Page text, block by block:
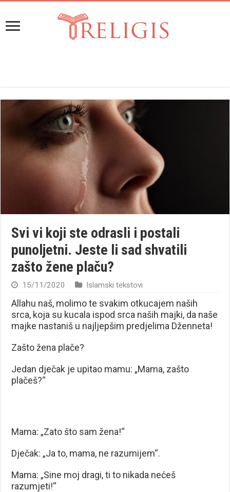
Svi vi koji ste odrasli i postali
punoljetni. Jeste li sad shvatili
zašto žene plaču?
15/11/2020 Islamski tekstovi
Allahu naš, molimo te svakim otkucajem naših
srca, koja su kucala ispod srca naših majki, da naše
majke nastaniš u najljepšim predjelima Dženneta!
Zašto žena plače?
Jedan dječak je upitao mamu: „Mama, zašto
plačeš?“
Mama: „Zato što sam žena!“
Dječak: „Ja to, mama, ne razumijem“.
Mama: „Sine moj dragi, ti to nikada nećeš
razumjeti!“